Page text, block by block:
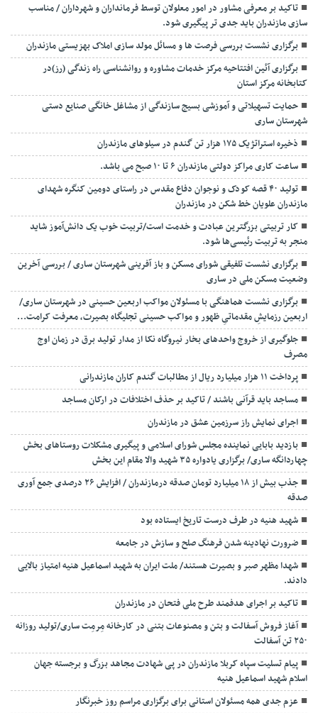
تاکید بر معرفی مشاور در امور معلولان توسط فرمانداران و شهرداران / مناسب
سازی مازندران باید جدی تر پیگیری شود.
برگزاری نشست بررسی فرصت ها و مسائل مولد سازی املاک بهزیستی مازندران
برگزاری آئین افتتاحیه مرکز خدمات مشاوره و روانشناسی راه زندگی (رز)در
کتابخانه مرکز استان
حمایت تسهیلاتی و آموزشی بسیج سازندگی از مشاغل خانگی صنایع دستی
شهرستان ساری
ذخیره استراتژیک ۱۷۵ هزار تن گندم در سیلوهای مازندران
ساعت کاری مراکز دولتی مازندران ۶ تا ۱۰ صبح می باشد.
تولید ۴۰ قصه کودک و نوجوان دفاع مقدس در راستای دومین کنگره شهدای
مازندران علویان خط شکن در مازندران
کار تربیتی بزرگترین عبادت و خدمت است/تربیت خوب یک دانش‌آموز شاید
منجر به تربیت رئیسی‌ها شود.
برگزاری ‌نشست تلفیقی شورای مسکن و باز آفرینی شهرستان ساری / بررسی آخرین
وضعیت مسکن ملی در ساری
برگزاری نشست هماهنگی با مسئولان مواکب اربعین حسینی در شهرستان ساری/
اربعین رزمایشِ مقدماتیِ ظهور و مواکب حسینی تجلیگاه بصیرت، معرفت کرامت…
جلوگیری از خروج واحدهای بخار نیروگاه نکا از مدار تولید برق در زمان اوج
مصرف
پرداخت ۱۱ هزار میلیارد ریال از مطالبات گندم کاران مازندرانی
مساجد باید قرآنی باشند / تاکید بر حذف اختلافات در ارکان مساجد
اجرای نمایش راز سرزمین عشق در مازندران
بازدید بابایی نماینده مجلس شورای اسلامی و پیگیری مشکلات روستاهای بخش
چهاردانگه ساری/ برگزاری یادواره ۳۵ شهید والا مقام این بخش
جذب بیش از ۱۸ میلیارد تومان صدقه درمازندران / افزایش ۲۶ درصدی جمع آوری
صدقه
شهید هنیه در طرف درست تاریخ ایستاده بود
ضرورت نهادینه شدن فرهنگ صلح و سازش در جامعه
شهدا مظهر صبر و بصیرت هستند/ ملت ایران به شهید اسماعیل هنیه امتیاز بالایی
دادند.
تاکید بر اجرای هدفمند طرح ملی فتحان در مازندران
آغاز فروش آسفالت و بتن و مصنوعات بتنی در کارخانه مِرمِت ساری/تولید روزانه
۲۵۰ تن آسفالت
پیام تسلیت سپاه کربلا مازندران در پی شهادت مجاهد بزرگ و برجسته جهان
اسلام شهید اسماعیل هنیه
عزم جدی همه مسئولان استانی برای برگزاری مراسم روز خبرنگار